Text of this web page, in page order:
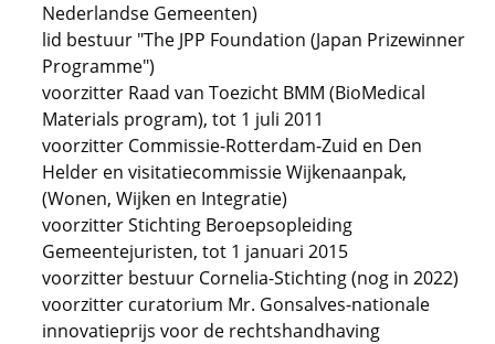
Nederlandse Gemeenten)
lid bestuur "The JPP Foundation (Japan Prizewinner
Programme")
voorzitter Raad van Toezicht BMM (BioMedical
Materials program), tot 1 juli 2011
voorzitter Commissie-Rotterdam-Zuid en Den
Helder en visitatiecommissie Wijkenaanpak,
(Wonen, Wijken en Integratie)
voorzitter Stichting Beroepsopleiding
Gemeentejuristen, tot 1 januari 2015
voorzitter bestuur Cornelia-Stichting (nog in 2022)
voorzitter curatorium Mr. Gonsalves-nationale
innovatieprijs voor de rechtshandhaving